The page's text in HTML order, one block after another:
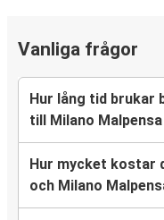
Vanliga frågor
Hur lång tid brukar
till Milano
Hur mycket kostar
och Milano